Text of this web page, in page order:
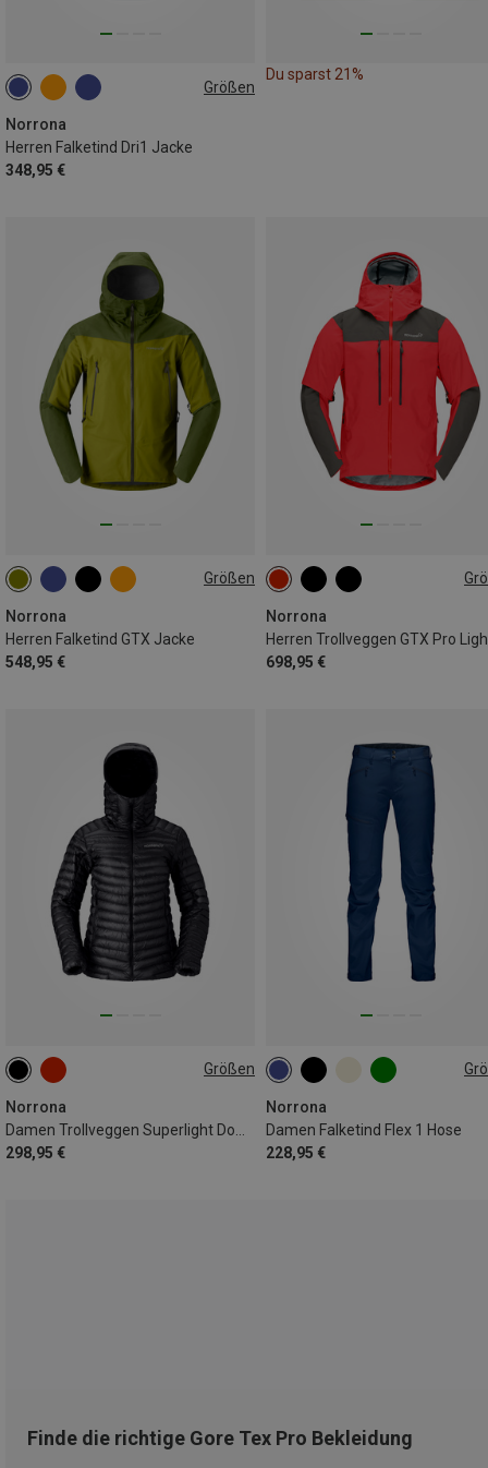
Größen
Norrona
Herren Falketind Dri1 Jacke
348,95 €
S M L
Du sparst 21%
Größen
Norrona
Herren Falketind GTX Jacke
548,95 €
S M L XL
Norrona
698,95 €
S M XL
Größen
Norrona
298,95 €
XS M
Norrona
Damen Falketind Flex 1 Hose
228,95 €
XS S M
Finde die richtige Gore Tex Pro Bekleidung